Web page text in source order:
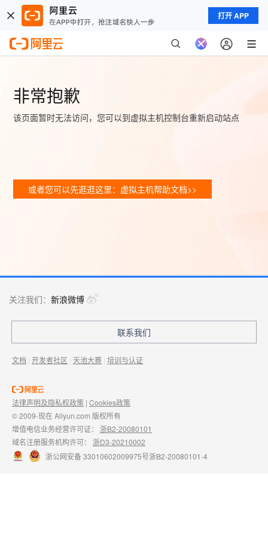
打开 APP
非常抱歉
该页面暂时无法访问，您可以到虚拟主机控制台重新启动站点
或者您可以先逛逛这里：虚拟主机帮助文档>>